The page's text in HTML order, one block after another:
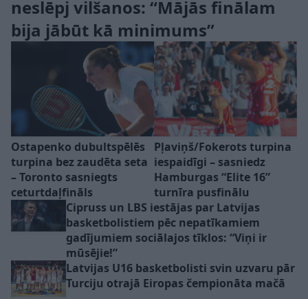
neslēpj vilšanos: “Mājās finālam
bija jābūt kā minimums”
Ostapenko dubultspēlēs
turpina bez zaudēta seta
– Toronto sasniegts
ceturtdaļfināls
Pļaviņš/Fokerots turpina
iespaidīgi – sasniedz
Hamburgas “Elite 16”
turnīra pusfinālu
Cipruss un LBS iestājas par Latvijas
basketbolistiem pēc nepatīkamiem
gadījumiem sociālajos tīklos: “Viņi ir
mūsējie!”
Latvijas U16 basketbolisti svin uzvaru pār
Turciju otrajā Eiropas čempionāta mačā